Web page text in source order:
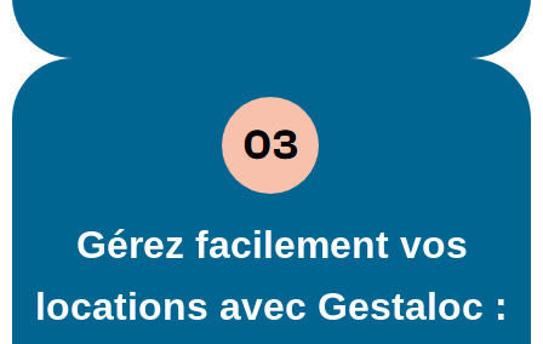
Gérez facilement vos
locations avec Gestaloc :